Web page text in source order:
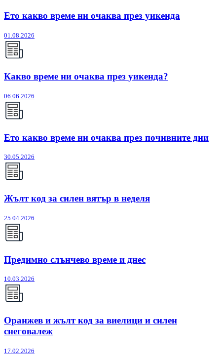
Ето какво време ни очаква през уикенда
01.08.2026
Какво време ни очаква през уикенда?
06.06.2026
Ето какво време ни очаква през почивните дни
30.05.2026
Жълт код за силен вятър в неделя
25.04.2026
Предимно слънчево време и днес
10.03.2026
Оранжев и жълт код за виелици и силен
снеговалеж
17.02.2026